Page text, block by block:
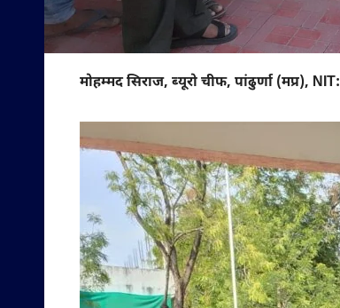
मोहम्मद सिराज, ब्यूरो चीफ, पांढुर्णा (मप्र), NIT: